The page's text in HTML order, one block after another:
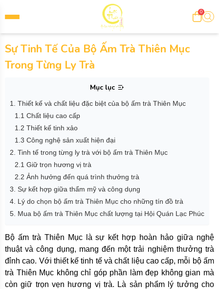
0
Sự Tinh Tế Của Bộ Ấm Trà Thiên Mục
Trong Từng Ly Trà
Mục lục
1. Thiết kế và chất liệu đặc biệt của bộ ấm trà Thiên Mục
1.1 Chất liệu cao cấp
1.2 Thiết kế tinh xảo
1.3 Công nghệ sản xuất hiện đại
2. Tinh tế trong từng ly trà với bộ ấm trà Thiên Mục
2.1 Giữ trọn hương vị trà
2.2 Ảnh hưởng đến quá trình thưởng trà
3. Sự kết hợp giữa thẩm mỹ và công dụng
4. Lý do chọn bộ ấm trà Thiên Mục cho những tín đồ trà
5. Mua bộ ấm trà Thiên Mục chất lượng tại Hội Quán Lạc Phúc
Bộ ấm trà Thiên Mục là sự kết hợp hoàn hảo giữa nghệ
thuật và công dụng, mang đến một trải nghiệm thưởng trà
đỉnh cao. Với thiết kế tinh tế và chất liệu cao cấp, mỗi bộ ấm
trà Thiên Mục không chỉ góp phần làm đẹp không gian mà
còn giữ trọn vẹn hương vị trà. Là sản phẩm lý tưởng cho